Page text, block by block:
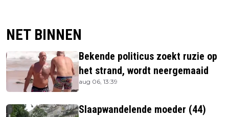
NET BINNEN
Bekende politicus zoekt ruzie op
het strand, wordt neergemaaid
aug 06, 13:39
Slaapwandelende moeder (44)